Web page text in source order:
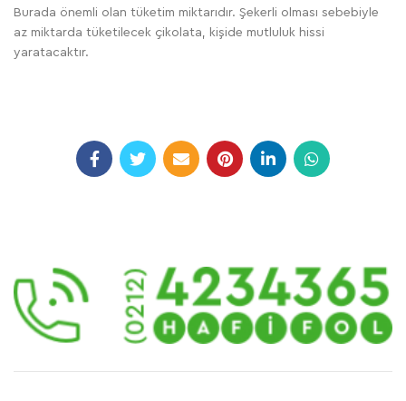
Burada önemli olan tüketim miktarıdır. Şekerli olması sebebiyle
az miktarda tüketilecek çikolata, kişide mutluluk hissi
yaratacaktır.